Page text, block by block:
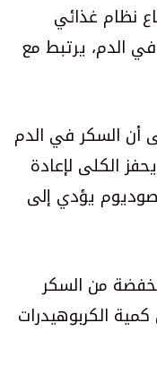
نظام غذائي
الدم، يرتبط مع
أن السكر في الدم
الكلى لإعادة
يؤدي إلى
من السكر
الكربوهيدرات